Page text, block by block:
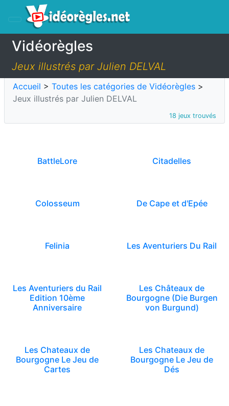
Vidéorègles
Jeux illustrés par Julien DELVAL
Accueil > Toutes les catégories de Vidéorègles >
Jeux illustrés par Julien DELVAL
18 jeux trouvés
BattleLore Citadelles
Colosseum De Cape et d'Epée
Felinia Les Aventuriers Du Rail
Les Aventuriers du Rail
Edition 10ème
Anniversaire
Les Châteaux de
Bourgogne (Die Burgen
von Burgund)
Les Chateaux de
Bourgogne Le Jeu de
Cartes
Les Chateaux de
Bourgogne Le Jeu de
Dés